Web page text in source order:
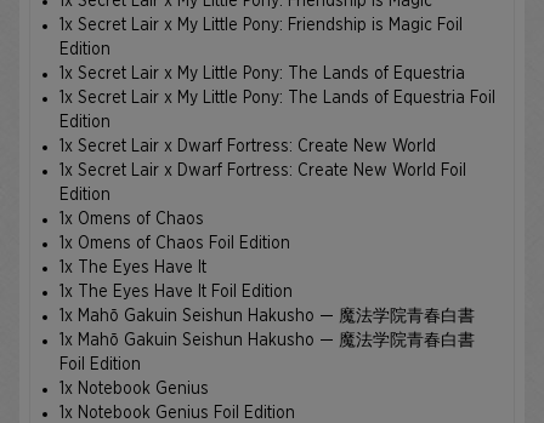
1x Secret Lair x My Little Pony: Friendship is Magic Foil
Edition
1x Secret Lair x My Little Pony: The Lands of Equestria
1x Secret Lair x My Little Pony: The Lands of Equestria Foil
Edition
1x Secret Lair x Dwarf Fortress: Create New World
1x Secret Lair x Dwarf Fortress: Create New World Foil
Edition
1x Omens of Chaos
1x Omens of Chaos Foil Edition
1x The Eyes Have It
1x The Eyes Have It Foil Edition
1x Mahō Gakuin Seishun Hakusho — 魔法学院青春白書
1x Mahō Gakuin Seishun Hakusho — 魔法学院青春白書
Foil Edition
1x Notebook Genius
1x Notebook Genius Foil Edition